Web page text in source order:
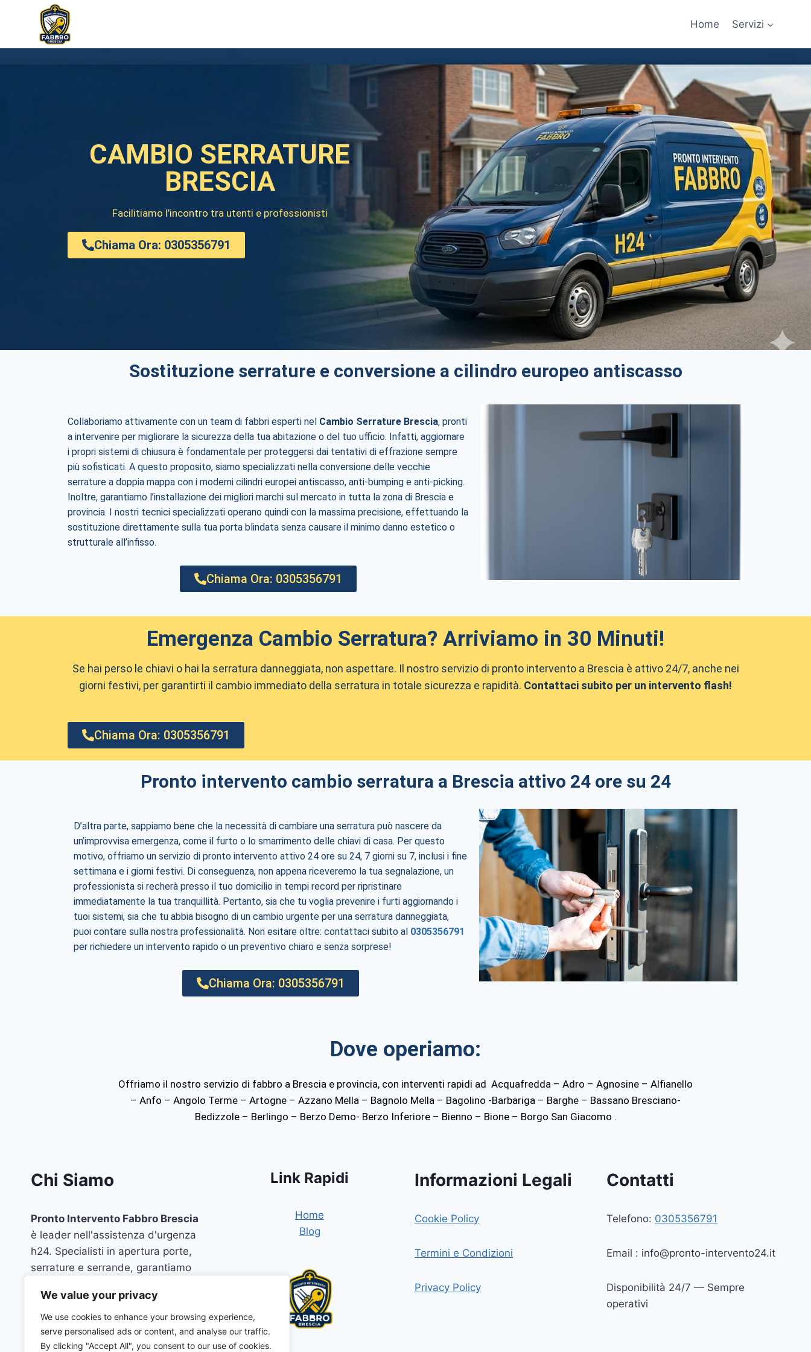
We value your privacy
We use cookies to enhance your browsing experience,
serve personalised ads or content, and analyse our traffic.
By clicking "Accept All", you consent to our use of cookies.
Home Servizi
CAMBIO SERRATURE
BRESCIA
Facilitiamo l’incontro tra utenti e professionisti
Chiama Ora: 0305356791
Sostituzione serrature e conversione a cilindro europeo antiscasso
Collaboriamo attivamente con un team di fabbri esperti nel Cambio Serrature Brescia, pronti
a intervenire per migliorare la sicurezza della tua abitazione o del tuo ufficio. Infatti, aggiornare
i propri sistemi di chiusura è fondamentale per proteggersi dai tentativi di effrazione sempre
più sofisticati. A questo proposito, siamo specializzati nella conversione delle vecchie
serrature a doppia mappa con i moderni cilindri europei antiscasso, anti-bumping e anti-picking.
Inoltre, garantiamo l’installazione dei migliori marchi sul mercato in tutta la zona di Brescia e
provincia. I nostri tecnici specializzati operano quindi con la massima precisione, effettuando la
sostituzione direttamente sulla tua porta blindata senza causare il minimo danno estetico o
strutturale all’infisso.
Chiama Ora: 0305356791
Emergenza Cambio Serratura? Arriviamo in 30 Minuti!
Se hai perso le chiavi o hai la serratura danneggiata, non aspettare. Il nostro servizio di pronto intervento a Brescia è attivo 24/7, anche nei
giorni festivi, per garantirti il cambio immediato della serratura in totale sicurezza e rapidità. Contattaci subito per un intervento flash!
Chiama Ora: 0305356791
Pronto intervento cambio serratura a Brescia attivo 24 ore su 24
D’altra parte, sappiamo bene che la necessità di cambiare una serratura può nascere da
un’improvvisa emergenza, come il furto o lo smarrimento delle chiavi di casa. Per questo
motivo, offriamo un servizio di pronto intervento attivo 24 ore su 24, 7 giorni su 7, inclusi i fine
settimana e i giorni festivi. Di conseguenza, non appena riceveremo la tua segnalazione, un
professionista si recherà presso il tuo domicilio in tempi record per ripristinare
immediatamente la tua tranquillità. Pertanto, sia che tu voglia prevenire i furti aggiornando i
tuoi sistemi, sia che tu abbia bisogno di un cambio urgente per una serratura danneggiata,
puoi contare sulla nostra professionalità. Non esitare oltre: contattaci subito al 0305356791
per richiedere un intervento rapido o un preventivo chiaro e senza sorprese!
Chiama Ora: 0305356791
Dove operiamo:
Offriamo il nostro servizio di fabbro a Brescia e provincia, con interventi rapidi ad Acquafredda – Adro – Agnosine – Alfianello
– Anfo – Angolo Terme – Artogne – Azzano Mella – Bagnolo Mella – Bagolino -Barbariga – Barghe – Bassano Bresciano-
Bedizzole – Berlingo – Berzo Demo- Berzo Inferiore – Bienno – Bione – Borgo San Giacomo .
Chi Siamo
Pronto Intervento Fabbro Brescia
è leader nell'assistenza d'urgenza
h24. Specialisti in apertura porte,
serrature e serrande, garantiamo
trasparenti in tutta la provincia. La
tua sicurezza è la nostra priorità.
Link Rapidi
Home
Blog
Informazioni Legali
Cookie Policy
Termini e Condizioni
Privacy Policy
Contatti
Telefono: 0305356791
Email : info@pronto-intervento24.it
Disponibilità 24/7 — Sempre
operativi